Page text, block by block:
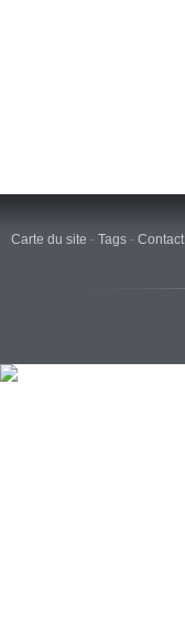
Carte du site - Tags - Contact